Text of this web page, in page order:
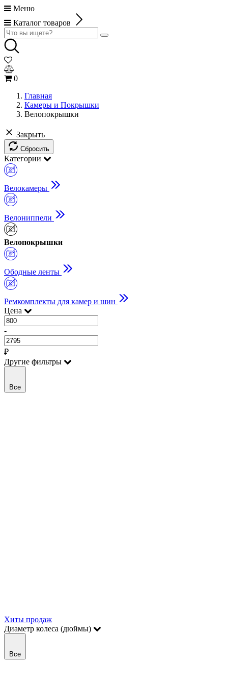
Меню
Каталог товаров
0
Главная
Камеры и Покрышки
Велопокрышки
Закрыть
Сбросить
Категории
Велокамеры
Велониппели
Велопокрышки
Ободные ленты
Ремкомплекты для камер и шин
Цена
-
₽
Другие фильтры
Все
Хиты продаж
Диаметр колеса (дюймы)
Все